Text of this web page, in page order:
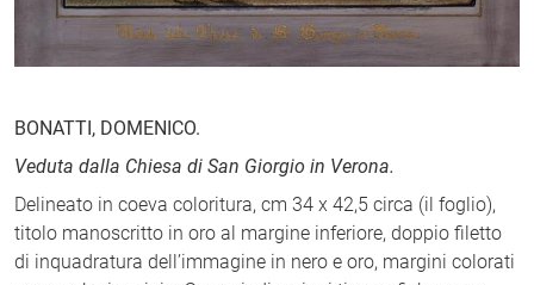
BONATTI, DOMENICO.
Veduta dalla Chiesa di San Giorgio in Verona.
Delineato in coeva coloritura, cm 34 x 42,5 circa (il foglio),
titolo manoscritto in oro al margine inferiore, doppio filetto
di inquadratura dell’immagine in nero e oro, margini colorati